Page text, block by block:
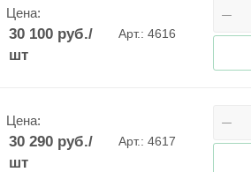
Цена:
30 100руб./
шт
Арт.: 4616
Цена:
30 290руб./
шт
Арт.: 4617